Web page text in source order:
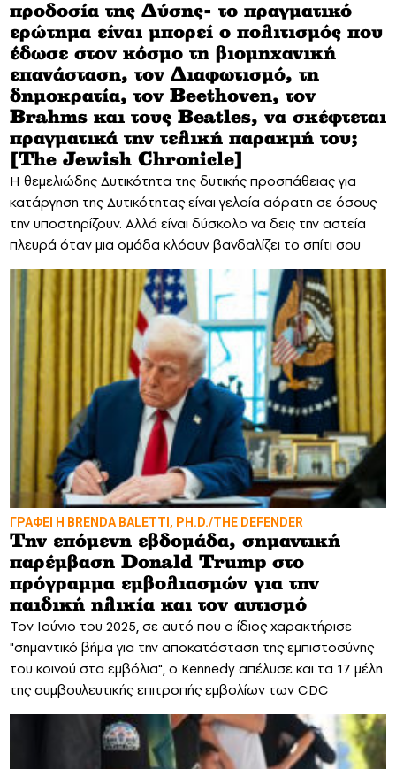
προδοσία της Δύσης- το πραγματικό
ερώτημα είναι μπορεί ο πολιτισμός που
έδωσε στον κόσμο τη βιομηχανική
επανάσταση, τον Διαφωτισμό, τη
δημοκρατία, τον Beethoven, τον
Brahms και τους Beatles, να σκέφτεται
πραγματικά την τελική παρακμή του;
[The Jewish Chronicle]
Η θεμελιώδης Δυτικότητα της δυτικής προσπάθειας για
κατάργηση της Δυτικότητας είναι γελοία αόρατη σε όσους
την υποστηρίζουν. Αλλά είναι δύσκολο να δεις την αστεία
πλευρά όταν μια ομάδα κλόουν βανδαλίζει το σπίτι σου
ΓΡΑΦΕΙ Η BRENDA BALETTI, PH.D./THE DEFENDER
Την επόμενη εβδομάδα, σημαντική
παρέμβαση Donald Trump στο
πρόγραμμα εμβολιασμών για την
παιδική ηλικία και τον αυτισμό
Τον Ιούνιο του 2025, σε αυτό που ο ίδιος χαρακτήρισε
"σημαντικό βήμα για την αποκατάσταση της εμπιστοσύνης
του κοινού στα εμβόλια", ο Kennedy απέλυσε και τα 17 μέλη
της συμβουλευτικής επιτροπής εμβολίων των CDC